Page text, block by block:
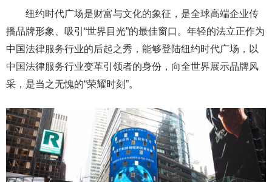
纽约时代广场是财富与文化的象征，是全球高端企业传
播品牌形象、吸引“世界目光”的最佳窗口。年轻的法立正作为
中国法律服务行业的后起之秀，能够登陆纽约时代广场，以
中国法律服务行业变革引领者的身份，向全世界展示品牌风
采，是当之无愧的“荣耀时刻”。